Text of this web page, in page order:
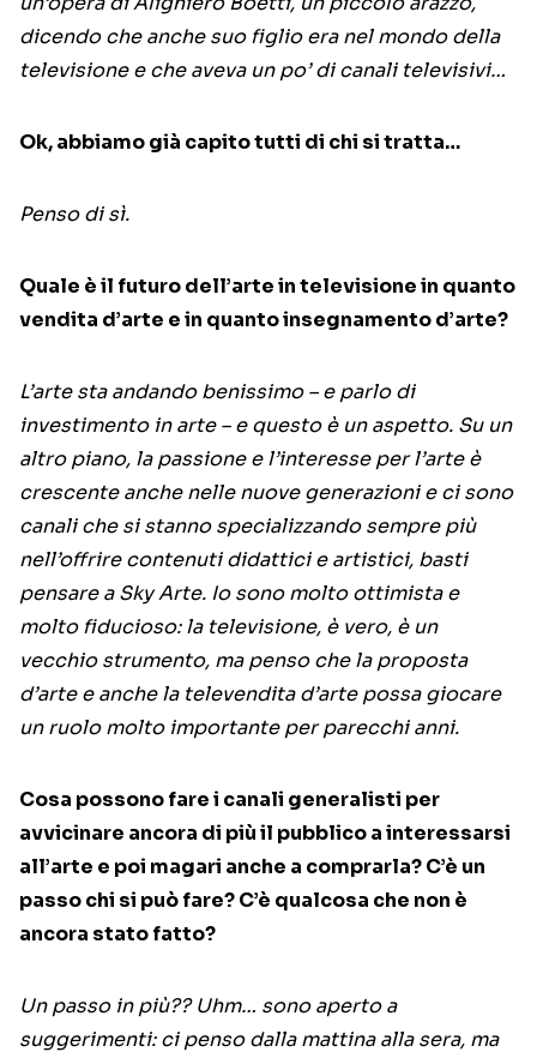
dicendo che anche suo figlio era nel mondo della
televisione e che aveva un po’ di canali televisivi…
Ok, abbiamo già capito tutti di chi si tratta…
Penso di sì.
Quale è il futuro dell’arte in televisione in quanto
vendita d’arte e in quanto insegnamento d’arte?
L’arte sta andando benissimo – e parlo di
investimento in arte – e questo è un aspetto. Su un
altro piano, la passione e l’interesse per l’arte è
crescente anche nelle nuove generazioni e ci sono
canali che si stanno specializzando sempre più
nell’offrire contenuti didattici e artistici, basti
pensare a Sky Arte. Io sono molto ottimista e
molto fiducioso: la televisione, è vero, è un
vecchio strumento, ma penso che la proposta
d’arte e anche la televendita d’arte possa giocare
un ruolo molto importante per parecchi anni.
Cosa possono fare i canali generalisti per
avvicinare ancora di più il pubblico a interessarsi
all’arte e poi magari anche a comprarla? C’è un
passo chi si può fare? C’è qualcosa che non è
ancora stato fatto?
Un passo in più?? Uhm… sono aperto a
suggerimenti: ci penso dalla mattina alla sera, ma